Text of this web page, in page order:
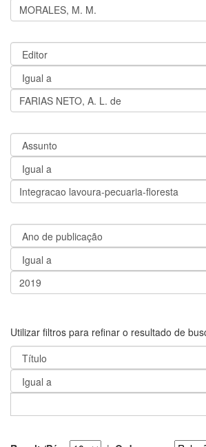
Utilizar filtros para refinar o resultado de